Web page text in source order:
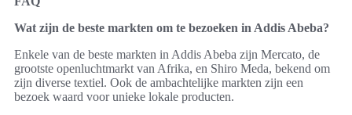
Wat zijn de beste markten om te bezoeken in Addis Abeba?
Enkele van de beste markten in Addis Abeba zijn Mercato, de
grootste openluchtmarkt van Afrika, en Shiro Meda, bekend om
zijn diverse textiel. Ook de ambachtelijke markten zijn een
bezoek waard voor unieke lokale producten.